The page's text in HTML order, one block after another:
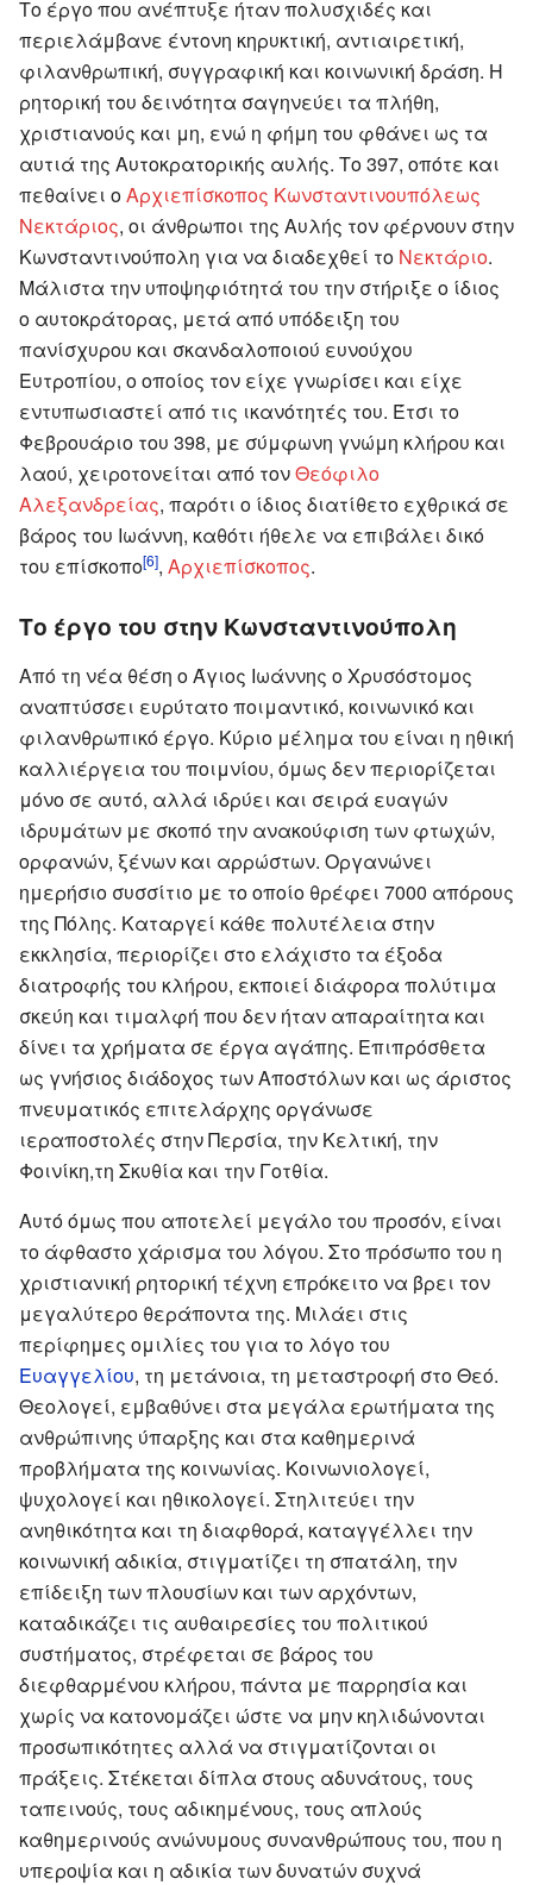
Το έργο που ανέπτυξε ήταν πολυσχιδές και
περιελάμβανε έντονη κηρυκτική, αντιαιρετική,
φιλανθρωπική, συγγραφική και κοινωνική δράση. Η
ρητορική του δεινότητα σαγηνεύει τα πλήθη,
χριστιανούς και μη, ενώ η φήμη του φθάνει ως τα
αυτιά της Αυτοκρατορικής αυλής. Το 397, οπότε και
πεθαίνει οΑρχιεπίσκοπος Κωνσταντινουπόλεως
Νεκτάριος, οι άνθρωποι της Αυλής τον φέρνουν στην
Κωνσταντινούπολη για να διαδεχθεί το Νεκτάριο.
Μάλιστα την υποψηφιότητά του την στήριξε ο ίδιος
ο αυτοκράτορας, μετά από υπόδειξη του
πανίσχυρου και σκανδαλοποιού ευνούχου
Ευτροπίου, ο οποίος τον είχε γνωρίσει και είχε
εντυπωσιαστεί από τις ικανότητές του. Έτσι το
Φεβρουάριο του 398, με σύμφωνη γνώμη κλήρου και
λαού, χειροτονείται από τονΘεόφιλο
Αλεξανδρείας, παρότι ο ίδιος διατίθετο εχθρικά σε
βάρος του Ιωάννη, καθότι ήθελε να επιβάλει δικό
του επίσκοπο[6], Αρχιεπίσκοπος.
Το έργο του στην Κωνσταντινούπολη
Από τη νέα θέση ο Άγιος Ιωάννης ο Χρυσόστομος
αναπτύσσει ευρύτατο ποιμαντικό, κοινωνικό και
φιλανθρωπικό έργο. Κύριο μέλημα του είναι η ηθική
καλλιέργεια του ποιμνίου, όμως δεν περιορίζεται
μόνο σε αυτό, αλλά ιδρύει και σειρά ευαγών
ιδρυμάτων με σκοπό την ανακούφιση των φτωχών,
ορφανών, ξένων και αρρώστων. Οργανώνει
ημερήσιο συσσίτιο με το οποίο θρέφει 7000 απόρους
της Πόλης. Καταργεί κάθε πολυτέλεια στην
εκκλησία, περιορίζει στο ελάχιστο τα έξοδα
διατροφής του κλήρου, εκποιεί διάφορα πολύτιμα
σκεύη και τιμαλφή που δεν ήταν απαραίτητα και
δίνει τα χρήματα σε έργα αγάπης. Επιπρόσθετα
ως γνήσιος διάδοχος των Αποστόλων και ως άριστος
πνευματικός επιτελάρχης οργάνωσε
ιεραποστολές στην Περσία, την Κελτική, την
Φοινίκη,τη Σκυθία και την Γοτθία.
Αυτό όμως που αποτελεί μεγάλο του προσόν, είναι
το άφθαστο χάρισμα του λόγου. Στο πρόσωπο του η
χριστιανική ρητορική τέχνη επρόκειτο να βρει τον
μεγαλύτερο θεράποντα της. Μιλάει στις
περίφημες ομιλίες του για το λόγο του
Ευαγγελίου, τη μετάνοια, τη μεταστροφή στο Θεό.
Θεολογεί, εμβαθύνει στα μεγάλα ερωτήματα της
ανθρώπινης ύπαρξης και στα καθημερινά
προβλήματα της κοινωνίας. Κοινωνιολογεί,
ψυχολογεί και ηθικολογεί. Στηλιτεύει την
ανηθικότητα και τη διαφθορά, καταγγέλλει την
κοινωνική αδικία, στιγματίζει τη σπατάλη, την
επίδειξη των πλουσίων και των αρχόντων,
καταδικάζει τις αυθαιρεσίες του πολιτικού
συστήματος, στρέφεται σε βάρος του
διεφθαρμένου κλήρου, πάντα με παρρησία και
χωρίς να κατονομάζει ώστε να μην κηλιδώνονται
προσωπικότητες αλλά να στιγματίζονται οι
πράξεις. Στέκεται δίπλα στους αδυνάτους, τους
ταπεινούς, τους αδικημένους, τους απλούς
καθημερινούς ανώνυμους συνανθρώπους του, που η
υπεροψία και η αδικία των δυνατών συχνά